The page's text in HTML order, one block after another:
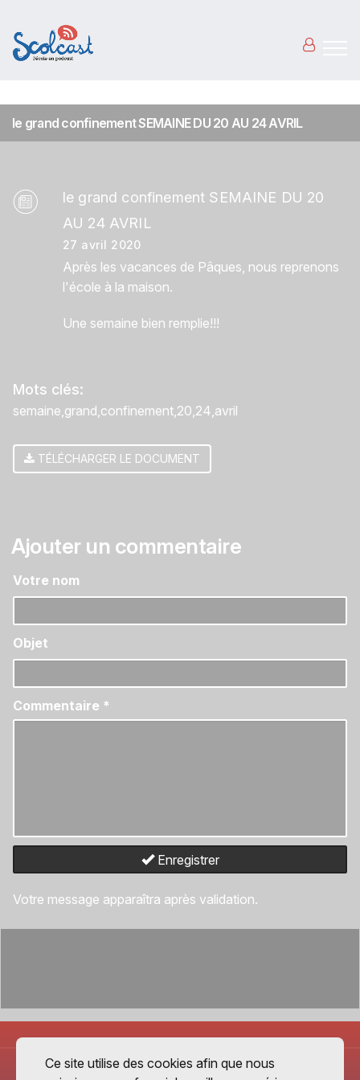
le grand confinement SEMAINE DU 20 AU 24 AVRIL
le grand confinement SEMAINE DU 20
AU 24 AVRIL
27 avril 2020
Après les vacances de Pâques, nous reprenons
l'école à la maison.
Une semaine bien remplie!!!
Mots clés:
semaine grand confinement 20 24 avril
TÉLÉCHARGER LE DOCUMENT
Ajouter un commentaire
Votre nom
Objet
Commentaire *
Enregistrer
Votre message apparaîtra après validation.
Ce site utilise des cookies afin que nous